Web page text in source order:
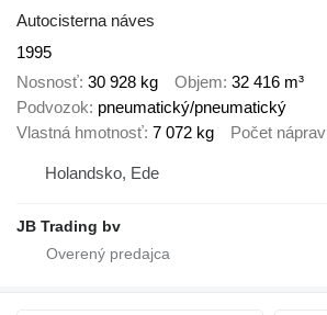
Autocisterna náves
1995
Nosnosť 30 928 kg Objem 32 416 m³
Podvozok pneumatický/pneumatický
Vlastná hmotnosť 7 072 kg Počet náprav
Holandsko, Ede
JB Trading bv